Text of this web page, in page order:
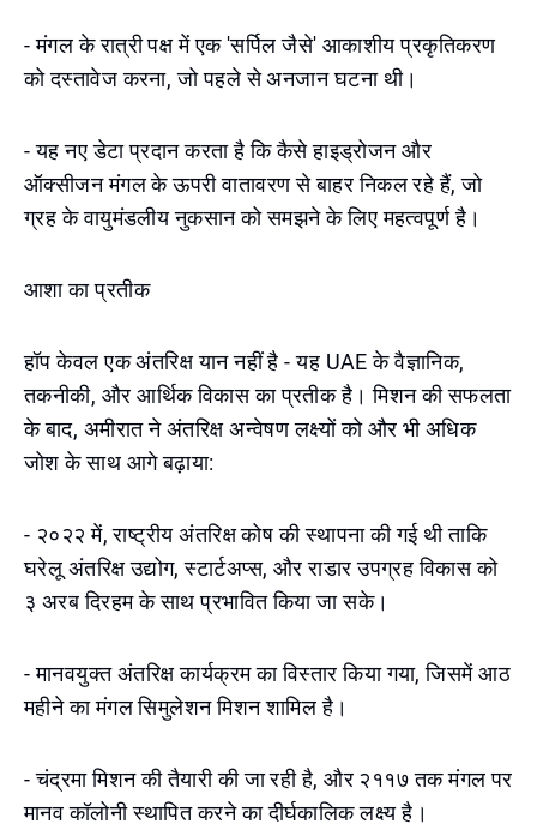
- मंगल के रात्री पक्ष में एक 'सर्पिल जैसे' आकाशीय प्रकृतिकरण
को दस्तावेज करना, जो पहले से अनजान घटना थी।
- यह नए डेटा प्रदान करता है कि कैसे हाइड्रोजन और
ऑक्सीजन मंगल के ऊपरी वातावरण से बाहर निकल रहे हैं, जो
ग्रह के वायुमंडलीय नुकसान को समझने के लिए महत्वपूर्ण है।
आशा का प्रतीक
हॉप केवल एक अंतरिक्ष यान नहीं है - यह UAE के वैज्ञानिक,
तकनीकी, और आर्थिक विकास का प्रतीक है। मिशन की सफलता
के बाद, अमीरात ने अंतरिक्ष अन्वेषण लक्ष्यों को और भी अधिक
जोश के साथ आगे बढ़ाया:
- २०२२ में, राष्ट्रीय अंतरिक्ष कोष की स्थापना की गई थी ताकि
घरेलू अंतरिक्ष उद्योग, स्टार्टअप्स, और राडार उपग्रह विकास को
३ अरब दिरहम के साथ प्रभावित किया जा सके।
- मानवयुक्त अंतरिक्ष कार्यक्रम का विस्तार किया गया, जिसमें आठ
महीने का मंगल सिमुलेशन मिशन शामिल है।
- चंद्रमा मिशन की तैयारी की जा रही है, और २११७ तक मंगल पर
मानव कॉलोनी स्थापित करने का दीर्घकालिक लक्ष्य है।